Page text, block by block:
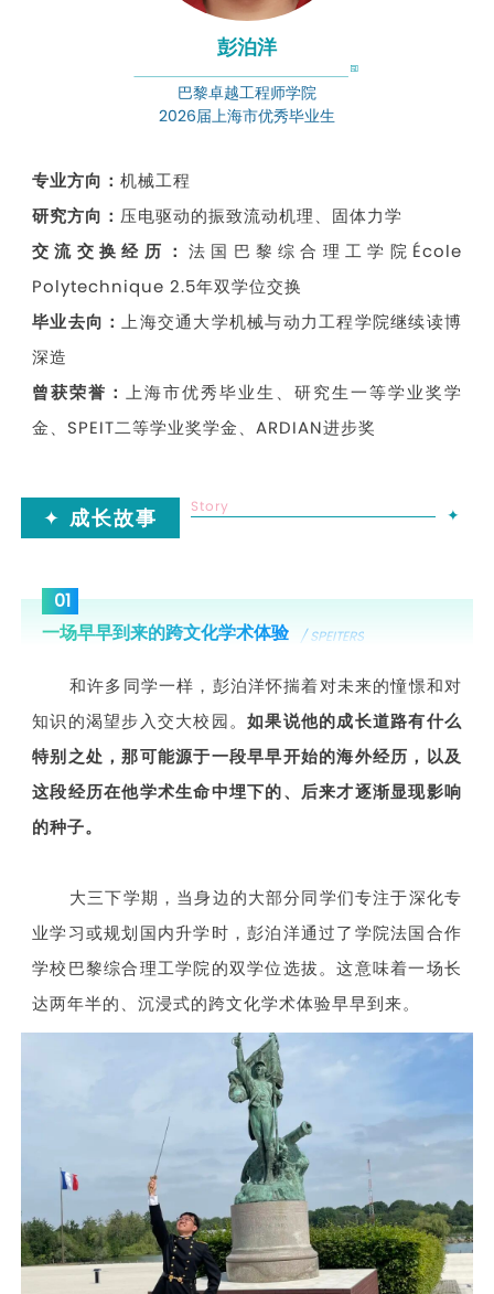
彭泊洋
巴黎卓越工程师学院
2026届上海市优秀毕业生
专业方向：机械工程
研究方向： 压电驱动的振致流动机理、固体力学
交流交换经历：法国巴黎综合理工学院École
Polytechnique 2.5年双学位交换
毕业去向：上海交通大学机械与动力工程学院继续读博
深造
曾获荣誉：上海市优秀毕业生、研究生一等学业奖学
金、 SPEIT二等学业奖学金、ARDIAN进步奖
✦ 成长故事 Story ✦
01
一场早早到来的跨文化学术体验
/ SPEITERS
和许多同学一样，彭泊洋怀揣着对未来的憧憬和对
知识的渴望步入交大校园。如果说他的成长道路有什么
特别之处，那可能源于一段早早开始的海外经历，以及
这段经历在他学术生命中埋下的、后来才逐渐显现影响
的种子。
大三下学期，当身边的大部分同学们专注于深化专
业学习或规划国内升学时，彭泊洋通过了学院法国合作
学校巴黎综合理工学院的双学位选拔。这意味着一场长
达两年半的、沉浸式的跨文化学术体验早早到来。